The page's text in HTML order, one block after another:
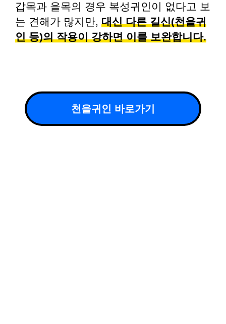
갑목과 을목의 경우 복성귀인이 없다고 보
는 견해가 많지만, 대신 다른 길신(천을귀
인 등)의 작용이 강하면 이를 보완합니다.
천을귀인 바로가기